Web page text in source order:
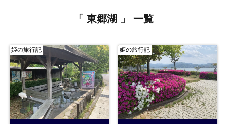
「 東郷湖 」 一覧
姫の旅行記 姫の旅行記